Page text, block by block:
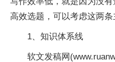
高效选题，可以考虑这两条
1、知识体系线
软文发稿网